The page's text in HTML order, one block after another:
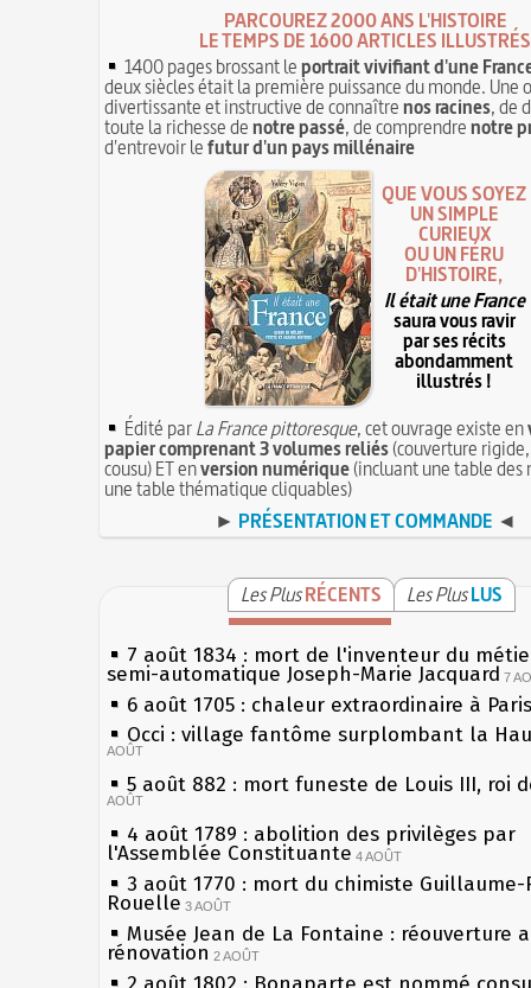
PARCOUREZ 2000 ANS L'HISTOIRE
LE TEMPS DE 1600 ARTICLES ILLUSTRÉS
1400 pages brossant leportrait vivifiant d'une
deux siècles était la première puissance du monde. Une
divertissante et instructive de connaîtrenos racines, de
toute la richesse denotre passé, de comprendrenotre
d'entrevoir lefutur d'un pays millénaire
QUE VOUS SOYEZ
UN SIMPLE
CURIEUX
OU UN FÉRU
D'HISTOIRE,
Il était une France
saura vous ravir
par ses récits
abondamment
illustrés !
Édité parLa France pittoresque, cet ouvrage existe en
papier comprenant 3 volumes reliés(couverture
cousu) ET enversion numérique(incluant une table des
une table thématique cliquables)
► PRÉSENTATION ET COMMANDE ◄
Les PlusRÉCENTS Les PlusLUS
7 août 1834 : mort de l'inventeur du
semi-automatique Joseph-Marie Jacquard 7
6 août 1705 : chaleur extraordinaire à Paris
Occi : village fantôme surplombant la
AOÛT
5 août 882 : mort funeste de Louis III, roi
AOÛT
4 août 1789 : abolition des privilèges par
l'Assemblée Constituante 4 AOÛT
3 août 1770 : mort du chimiste Guillaume-
Rouelle 3 AOÛT
Musée Jean de La Fontaine : réouverture
rénovation 2 AOÛT